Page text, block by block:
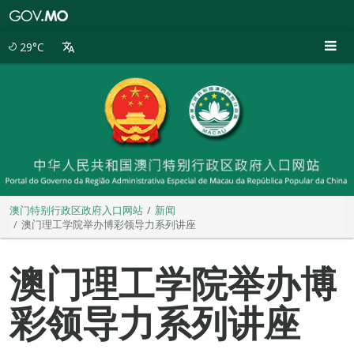
29°C
澳门特别行政区政府入口网站
新闻
澳门理工学院举办博彩领导力系列讲座
澳门理工学院举办博
彩领导力系列讲座